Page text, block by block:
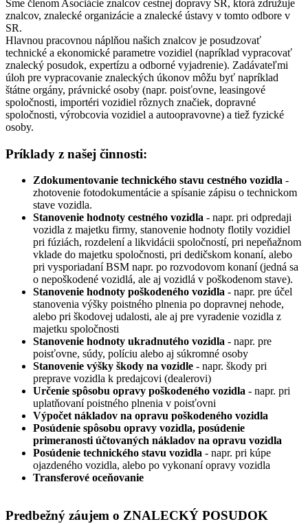
Sme členom Asociácie znalcov cestnej dopravy SR, ktorá združuje
znalcov, znalecké organizácie a znalecké ústavy v tomto odbore v
SR.
Hlavnou pracovnou náplňou našich znalcov je posudzovať
technické a ekonomické parametre vozidiel (napríklad vypracovať
znalecký posudok, expertízu a odborné vyjadrenie). Zadávateľmi
úloh pre vypracovanie znaleckých úkonov môžu byť napríklad
štátne orgány, právnické osoby (napr. poisťovne, leasingové
spoločnosti, importéri vozidiel rôznych značiek, dopravné
spoločnosti, výrobcovia vozidiel a autoopravovne) a tiež fyzické
osoby.
Príklady z našej činnosti:
Zdokumentovanie technického stavu cestného vozidla -
zhotovenie fotodokumentácie a spísanie zápisu o technickom
stave vozidla.
Stanovenie hodnoty cestného vozidla - napr. pri odpredaji
vozidla z majetku firmy, stanovenie hodnoty flotily vozidiel
pri fúziách, rozdelení a likvidácii spoločností, pri nepeňažnom
vklade do majetku spoločnosti, pri dedičskom konaní, alebo
pri vysporiadaní BSM napr. po rozvodovom konaní (jedná sa
o nepoškodené vozidlá, ale aj vozidlá v poškodenom stave).
Stanovenie hodnoty poškodeného vozidla - napr. pre účel
stanovenia výšky poistného plnenia po dopravnej nehode,
alebo pri škodovej udalosti, ale aj pre vyradenie vozidla z
majetku spoločnosti
Stanovenie hodnoty ukradnutého vozidla - napr. pre
poisťovne, súdy, políciu alebo aj súkromné osoby
Stanovenie výšky škody na vozidle - napr. škody pri
preprave vozidla k predajcovi (dealerovi)
Určenie spôsobu opravy poškodeného vozidla - napr. pri
uplatňovaní poistného plnenia v poisťovni
Výpočet nákladov na opravu poškodeného vozidla
Posúdenie spôsobu opravy vozidla, posúdenie
primeranosti účtovaných nákladov na opravu vozidla
Posúdenie technického stavu vozidla - napr. pri kúpe
ojazdeného vozidla, alebo po vykonaní opravy vozidla
Transferové oceňovanie
Predbežný záujem o ZNALECKÝ POSUDOK